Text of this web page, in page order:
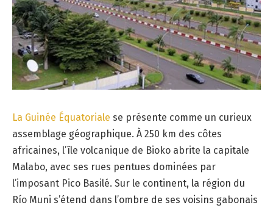
La Guinée Équatoriale se présente comme un curieux
assemblage géographique. À 250 km des côtes
africaines, l’île volcanique de Bioko abrite la capitale
Malabo, avec ses rues pentues dominées par
l’imposant Pico Basilé. Sur le continent, la région du
Río Muni s’étend dans l’ombre de ses voisins gabonais